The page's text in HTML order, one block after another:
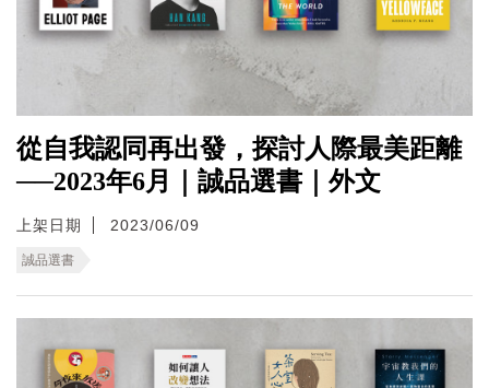
從自我認同再出發，探討人際最美距離
──2023年6月｜誠品選書｜外文
上架日期 2023/06/09
誠品選書